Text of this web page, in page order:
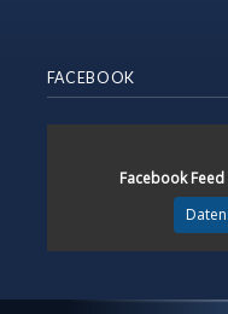
FACEBOOK
Facebook Feed